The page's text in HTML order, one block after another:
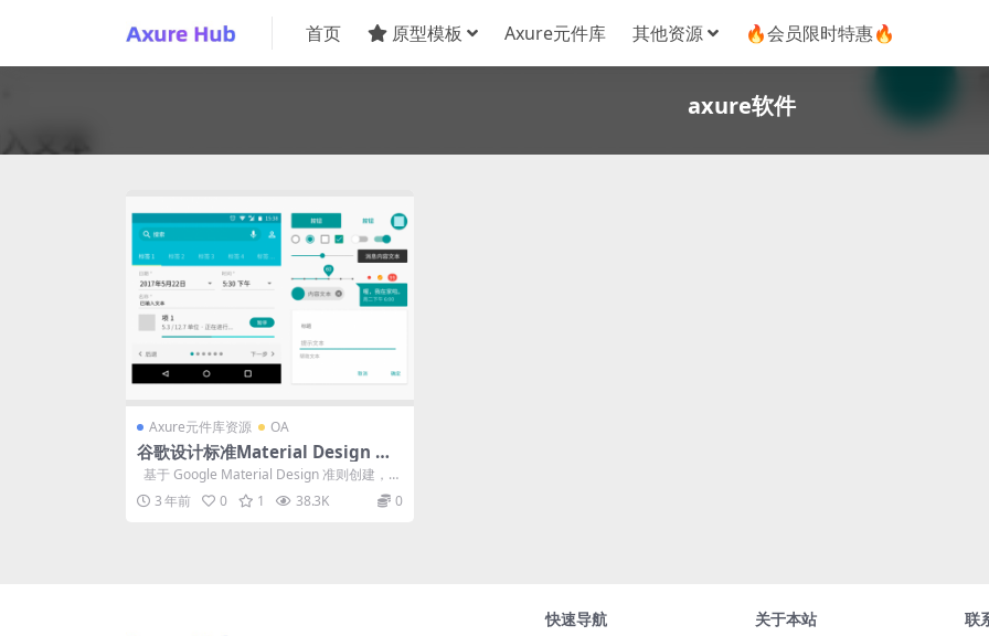
首页 原型模板 Axure元件库 其他资源 🔥会员限时特惠🔥
axure软件
Axure元件库资源 OA
谷歌设计标准Material Design 元
件库
基于 Google Material Design 准则创建，适
用...
3 年前 0 1 38.3K 0
快速导航
关于本站
联